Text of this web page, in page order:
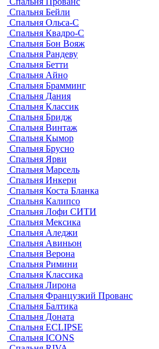
Спальня Бейли
Спальня Ольса-С
Спальня Квадро-С
Спальня Бон Вояж
Спальня Рандеву
Спальня Бетти
Спальня Айно
Спальня Брамминг
Спальня Дания
Спальня Классик
Спальня Бридж
Спальня Винтаж
Спальня Кымор
Спальня Брусно
Спальня Ярви
Спальня Марсель
Спальня Инкери
Спальня Коста Бланка
Спальня Калипсо
Спальня Лофи СИТИ
Спальня Мексика
Спальня Аледжи
Спальня Авиньон
Спальня Верона
Спальня Римини
Спальня Классика
Спальня Лирона
Спальня Французкий Прованс
Спальня Балтика
Спальня Доната
Спальня ECLIPSE
Спальня ICONS